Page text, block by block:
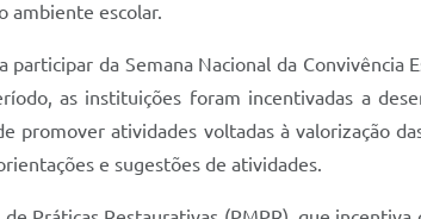
ambiente escolar.
da Semana Nacional da
as instituições foram incentivadas a
promover atividades voltadas à valorização
e sugestões de atividades.